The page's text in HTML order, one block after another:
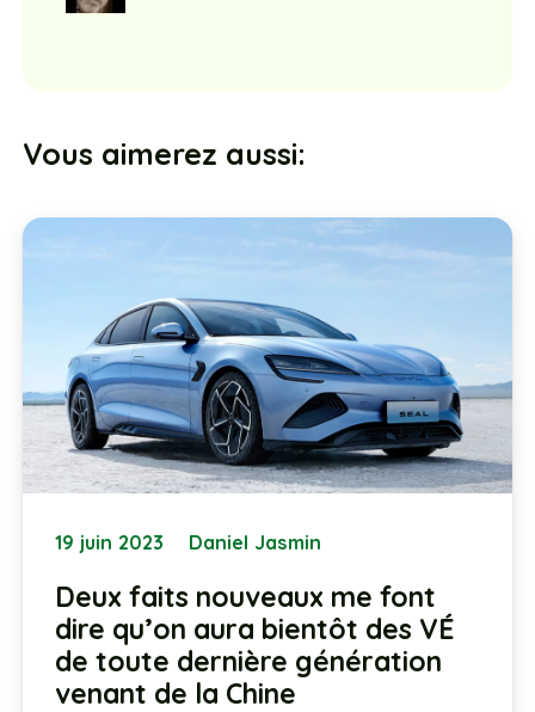
Vous aimerez aussi:
19 juin 2023 Daniel Jasmin
Deux faits nouveaux me font
dire qu’on aura bientôt des VÉ
de toute dernière génération
venant de la Chine